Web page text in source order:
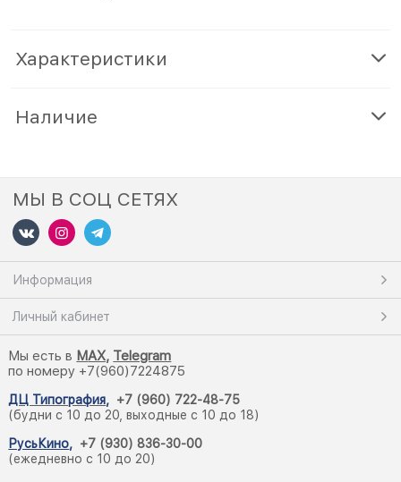
Характеристики
Наличие
МЫ В СОЦ СЕТЯХ
Информация
Личный кабинет
Мы есть в MAX, Telegram
по номеру +7(960)7224875
ДЦ Типография, +7 (960) 722-48-75
(будни с 10 до 20, выходные с 10 до 18)
РусьКино, +7 (930) 836-30-00
(ежедневно с 10 до 20)